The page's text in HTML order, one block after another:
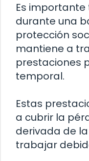
Es
durante una
protección
mantiene a
prestaciones
temporal.
Estas
a cubrir la
derivada de
trabajar